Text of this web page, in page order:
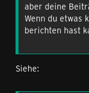
aber deine
Wenn du etwas
berichten hast
Siehe: